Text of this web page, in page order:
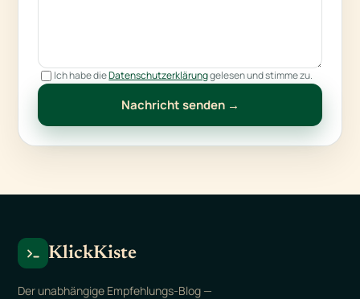
Ich habe dieDatenschutzerklärunggelesen und stimme zu.
Nachricht senden →
KlickKiste
Der unabhängige Empfehlungs-Blog —